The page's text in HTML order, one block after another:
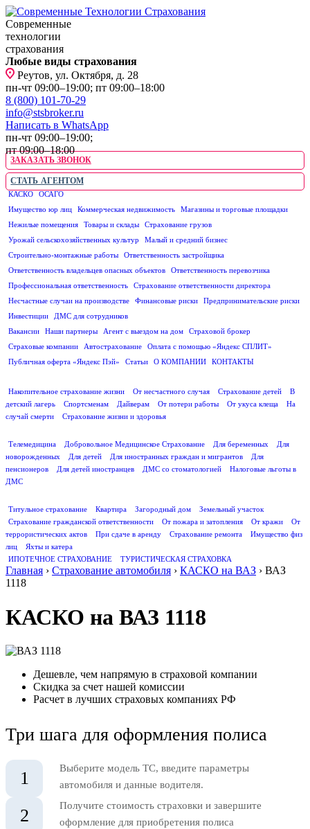
Современные
технологии
страхования
Любые виды страхования
Реутов, ул. Октября, д. 28
пн-чт 09:00–19:00; пт 09:00–18:00
8 (800) 101-70-29
info@stsbroker.ru
Написать в WhatsApp
пн-чт 09:00–19:00;
пт 09:00–18:00
ЗАКАЗАТЬ ЗВОНОК
СТАТЬ АГЕНТОМ
КАСКО ОСАГО
Имущество юр лиц
Коммерческая недвижимость
Магазины и торговые площадки
Нежилые помещения
Товары и склады
Страхование грузов
Урожай сельскохозяйственных культур
Малый и средний бизнес
Строительно-монтажные работы
Ответственность застройщика
Ответственность владельцев опасных объектов
Ответственность перевозчика
Профессиональная ответственность
Страхование ответственности директора
Несчастные случаи на производстве
Финансовые риски
Предпринимательские риски
Инвестиции
ДМС для сотрудников
Вакансии
Наши партнеры Агент с выездом на дом
Страховой брокер
Страховые компании
Автострахование
Оплата с помощью «Яндекс СПЛИТ»
Публичная оферта «Яндекс Пэй»
Статьи О КОМПАНИИ
КОНТАКТЫ
Накопительное страхование жизни
От несчастного случая Страхование детей
В
детский лагерь
Спортсменам Дайверам От потери работы От укуса клеща
На
случай смерти
Страхование жизни и здоровья
Телемедицина
Добровольное Медицинское Страхование Для беременных
Для
новорожденных
Для детей Для иностранных граждан и мигрантов
Для
пенсионеров
Для детей иностранцев ДМС со стоматологией
Налоговые льготы в
ДМС
Титульное страхование
Квартира Загородный дом
Земельный участок
Страхование гражданской ответственности
От пожара и затопления От кражи
От
террористических актов
При сдаче в аренду Страхование ремонта
Имущество физ
лиц
Яхты и катера
ИПОТЕЧНОЕ СТРАХОВАНИЕ
ТУРИСТИЧЕСКАЯ СТРАХОВКА
Главная › Страхование автомобиля › КАСКО на ВАЗ › ВАЗ
1118
КАСКО на ВАЗ 1118
Дешевле, чем напрямую в страховой компании
Скидка за счет нашей комиссии
Расчет в лучших страховых компаниях РФ
Три шага для оформления полиса
1
Выберите модель ТС, введите параметры
автомобиля и данные водителя.
2
Получите стоимость страховки и завершите
оформление для приобретения полиса